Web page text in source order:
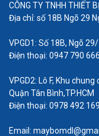
CÔNG TY TNHH THIẾT
Địa chỉ: số 18B Ngõ 29
VPGD1: Số 18B, Ngõ
Điện thoại: 0947 790 666
VPGD2: Lô F, Khu
Quận Tân Bình,TP.HCM
Điện thoại: 0978 492 169
Email: